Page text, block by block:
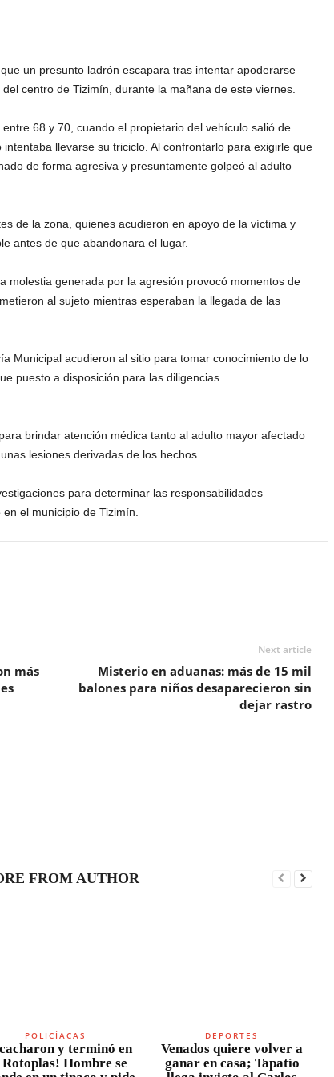
un presunto ladrón escapara tras intentar apoderarse
centro de Tizimín, durante la mañana de este viernes.
68 y 70, cuando el propietario del vehículo salió de
llevarse su triciclo. Al confrontarlo para exigirle que
de forma agresiva y presuntamente golpeó al adulto
de la zona, quienes acudieron en apoyo de la víctima y
antes de que abandonara el lugar.
molestia generada por la agresión provocó momentos de
al sujeto mientras esperaban la llegada de las
Municipal acudieron al sitio para tomar conocimiento de lo
puesto a disposición para las diligencias
brindar atención médica tanto al adulto mayor afectado
lesiones derivadas de los hechos.
para determinar las responsabilidades
el municipio de Tizimín.
más
Next article
Misterio en aduanas: más de 15 mil
balones para niños desaparecieron sin
dejar rastro
FROM AUTHOR
POLICÍACAS
y terminó en
Rotoplas! Hombre se
DEPORTES
Venados quiere volver a
ganar en casa; Tapatío